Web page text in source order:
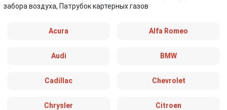
забора воздуха, Патрубок картерных газов
Acura Alfa Romeo
Audi BMW
Cadillac Chevrolet
Chrysler Citroen